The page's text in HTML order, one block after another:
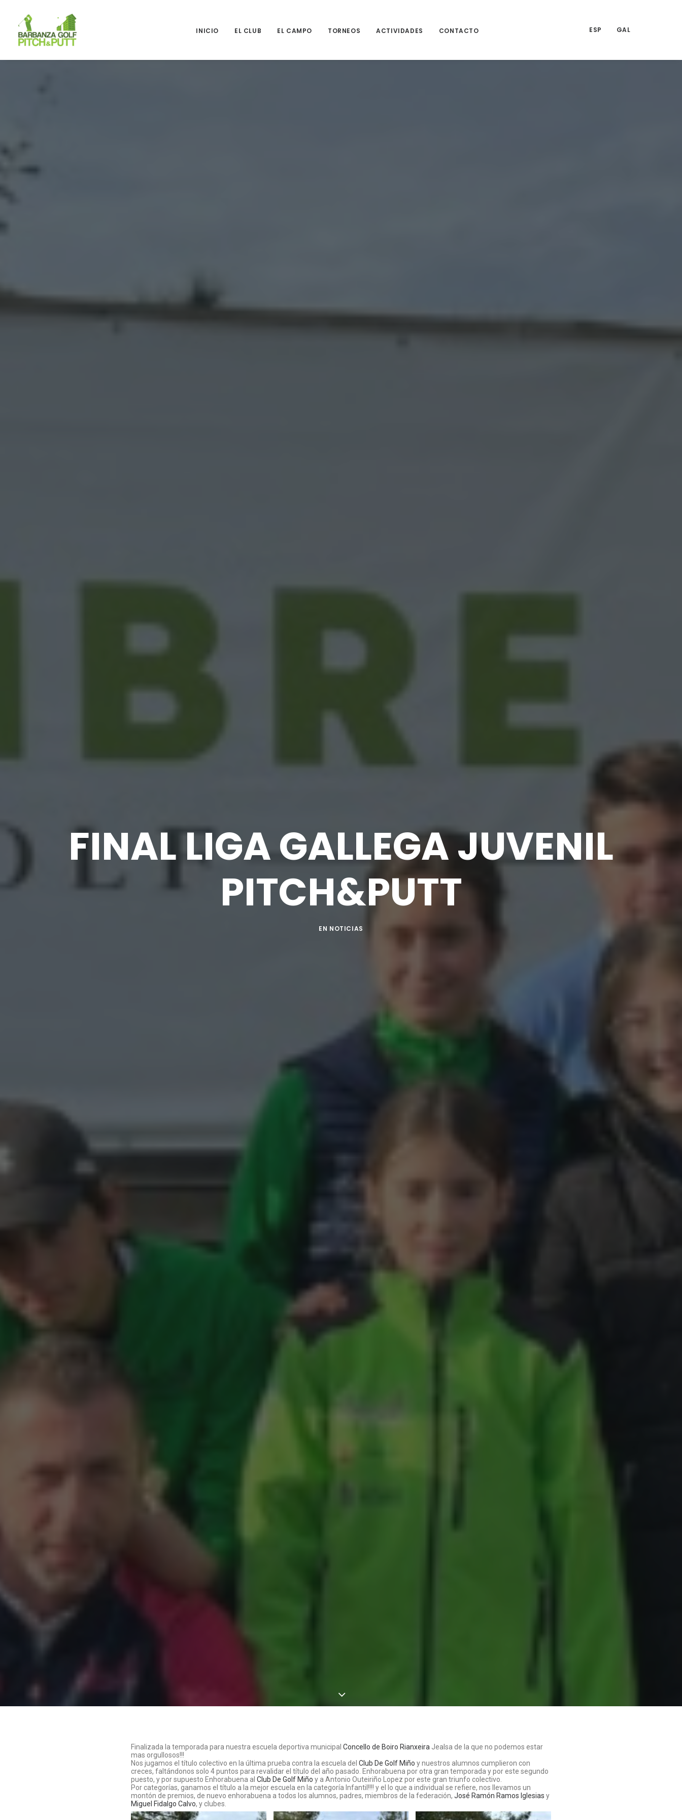
INICIO EL CLUB EL CAMPO TORNEOS ACTIVIDADES CONTACTO ESP GAL
FINAL LIGA GALLEGA JUVENIL
PITCH&PUTT
EN NOTICIAS
Finalizada la temporada para nuestra escuela deportiva municipal Concello de Boiro Rianxeira Jealsa de la que no podemos estar
mas orgullosos!!!
Nos jugamos el título colectivo en la última prueba contra la escuela del Club De Golf Miño y nuestros alumnos cumplieron con
creces, faltándonos solo 4 puntos para revalidar el título del año pasado. Enhorabuena por otra gran temporada y por este segundo
puesto, y por supuesto Enhorabuena al Club De Golf Miño y a Antonio Outeiriño Lopez por este gran triunfo colectivo.
Por categorías, ganamos el título a la mejor escuela en la categoría Infantil!!!! y el lo que a individual se refiere, nos llevamos un
montón de premios, de nuevo enhorabuena a todos los alumnos, padres, miembros de la federación, José Ramón Ramos Iglesias y
Miguel Fidalgo Calvo, y clubes.